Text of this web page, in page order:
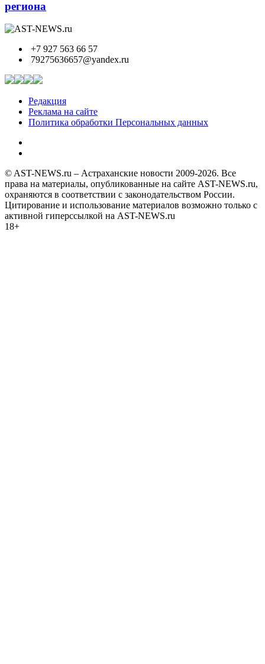
региона
+7 927 563 66 57
79275636657@yandex.ru
Редакция
Реклама на сайте
Политика обработки Персональных данных
© AST-NEWS.ru – Астраханские новости 2009-2026. Все
права на материалы, опубликованные на сайте AST-NEWS.ru,
охраняются в соответствии с законодательством России.
Цитирование и использование материалов возможно только с
активной гиперссылкой на AST-NEWS.ru
18+